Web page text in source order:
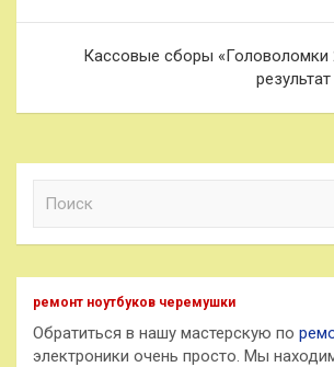
записям
Кассовые сборы «Головоломки
к
ремонт ноутбуков черемушки
Обратиться в нашу мастерскую по
электроники очень просто. Мы